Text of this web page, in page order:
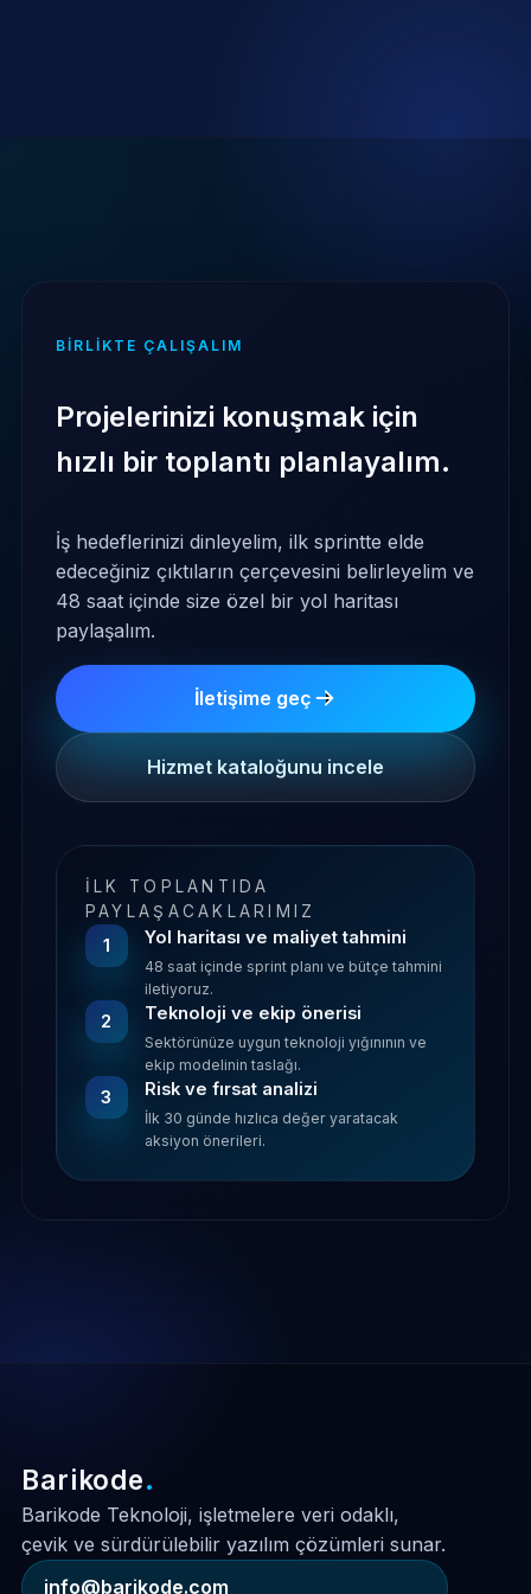
BIRLIKTE ÇALIŞALIM
Projelerinizi konuşmak için
hızlı bir toplantı planlayalım.
İş hedeflerinizi dinleyelim, ilk sprintte elde
edeceğiniz çıktıların çerçevesini belirleyelim ve
48 saat içinde size özel bir yol haritası
paylaşalım.
İletişime geç
Hizmet kataloğunu incele
İLK TOPLANTIDA
PAYLAŞACAKLARIMIZ
1 Yol haritası ve maliyet tahmini
48 saat içinde sprint planı ve bütçe tahmini
iletiyoruz.
2 Teknoloji ve ekip önerisi
Sektörünüze uygun teknoloji yığınının ve
ekip modelinin taslağı.
3 Risk ve fırsat analizi
İlk 30 günde hızlıca değer yaratacak
aksiyon önerileri.
Barikode.
Barikode Teknoloji, işletmelere veri odaklı,
çevik ve sürdürülebilir yazılım çözümleri sunar.
info@barikode.com